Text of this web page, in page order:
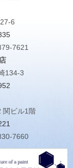
6
7621
134-3
関ビル1階
7660